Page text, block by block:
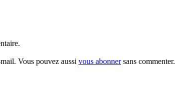
Vous pouvez aussi vous abonnersans commenter.